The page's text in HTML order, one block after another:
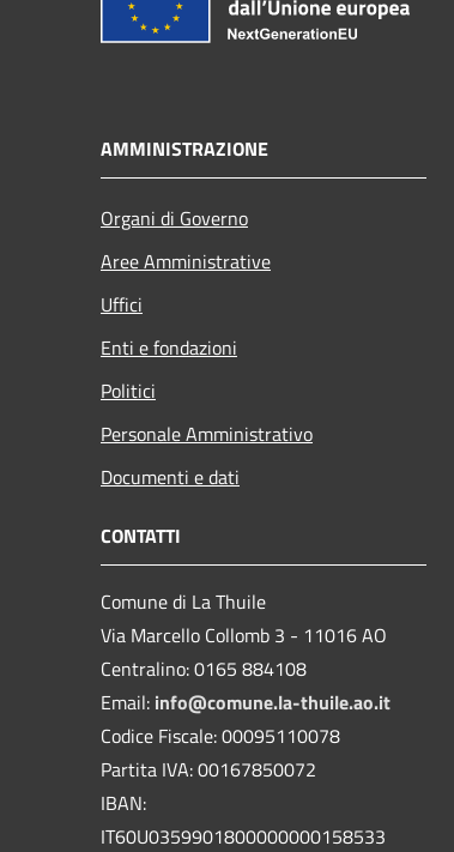
AMMINISTRAZIONE
Organi di Governo
Aree Amministrative
Uffici
Enti e fondazioni
Politici
Personale Amministrativo
Documenti e dati
CONTATTI
Comune di La Thuile
Via Marcello Collomb 3 - 11016 AO
Centralino: 0165 884108
Email: info@comune.la-thuile.ao.it
Codice Fiscale: 00095110078
Partita IVA: 00167850072
IBAN:
IT60U0359901800000000158533